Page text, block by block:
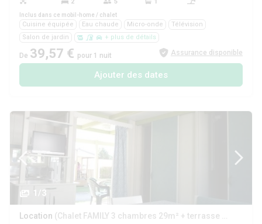
2 5 1
Inclus dans ce mobil-home / chalet
Cuisine équipée Eau chaude Micro-onde
Télévision
Salon de jardin
+ plus de détails
De 39,57 € pour 1 nuit Assurance disponible
Ajouter des dates
1/3
Location (Chalet FAMILY 3 chambres 29m² + terrasse couverte)